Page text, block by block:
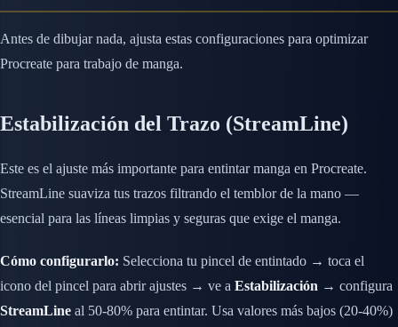
Antes de dibujar nada, ajusta estas configuraciones para optimizar
Procreate para trabajo de manga.
Estabilización del Trazo (StreamLine)
Este es el ajuste más importante para entintar manga en Procreate.
StreamLine suaviza tus trazos filtrando el temblor de la mano —
esencial para las líneas limpias y seguras que exige el manga.
Cómo configurarlo: Selecciona tu pincel de entintado → toca el
icono del pincel para abrir ajustes → ve a Estabilización → configura
StreamLine al 50-80% para entintar. Usa valores más bajos (20-40%)